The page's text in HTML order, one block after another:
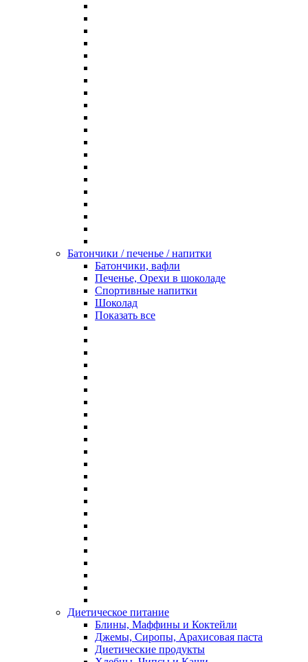
Батончики / печенье / напитки
Батончики, вафли
Печенье, Орехи в шоколаде
Спортивные напитки
Шоколад
Показать все
Диетическое питание
Блины, Маффины и Коктейли
Джемы, Сиропы, Арахисовая паста
Диетические продукты